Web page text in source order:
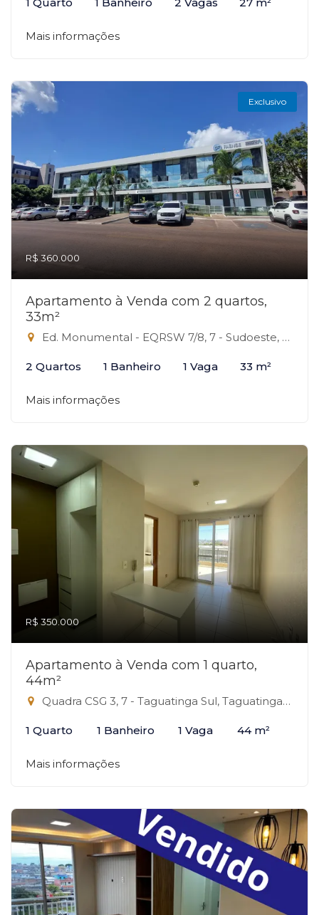
Mais informações
Exclusivo
R$ 360.000
Apartamento à Venda com 2 quartos,
33m²
Ed. Monumental - EQRSW 7/8, 7 - Sudoeste, Brasília-DF
2 Quartos 1 Banheiro 1 Vaga 33 m²
Mais informações
R$ 350.000
Apartamento à Venda com 1 quarto,
44m²
Quadra CSG 3, 7 - Taguatinga Sul, Taguatinga-DF
1 Quarto 1 Banheiro 1 Vaga 44 m²
Mais informações